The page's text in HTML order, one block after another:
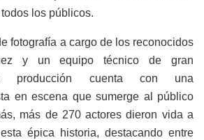
los públicos.
fotografía a cargo de los reconocidos
y un equipo técnico de gran
producción cuenta con una
en escena que sumerge al público
más de 270 actores dieron vida a
épica historia, destacando entre